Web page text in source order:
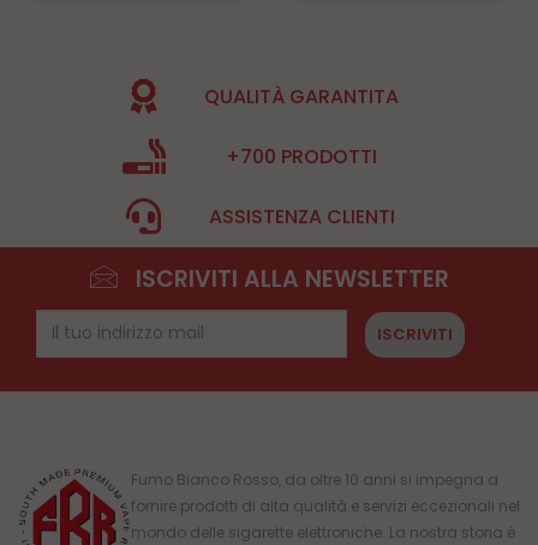
QUALITÀ GARANTITA
+700 PRODOTTI
ASSISTENZA CLIENTI
ISCRIVITI ALLA NEWSLETTER
ISCRIVITI
Fumo Bianco Rosso, da oltre 10 anni si impegna a
fornire prodotti di alta qualità e servizi eccezionali nel
mondo delle sigarette elettroniche. La nostra storia è